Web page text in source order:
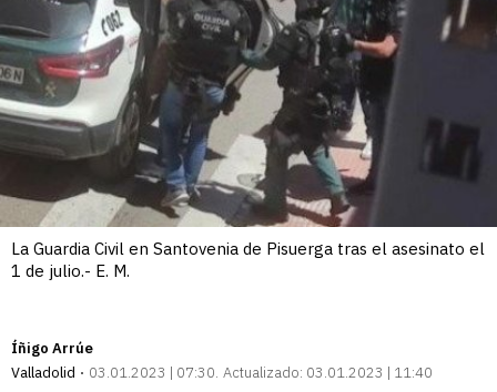
La Guardia Civil en Santovenia de Pisuerga tras el asesinato el
1 de julio.- E. M.
Íñigo Arrúe
Valladolid
03.01.2023 | 07:30 Actualizado: 03.01.2023 | 11:40